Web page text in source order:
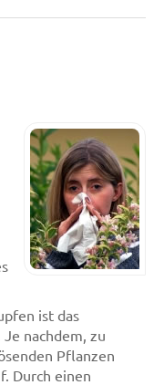
ist das
nachdem, zu
Pflanzen
Durch einen